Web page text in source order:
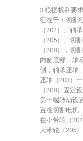
3.根据权利要
征在于：切割
（202）、轴
（205）、切
（208），切
内侧底部，轴
侧，轴承座轴
座轴（203）
（208）固定
另一端转动设
置在切割电机
在小带轮（
大带轮（205